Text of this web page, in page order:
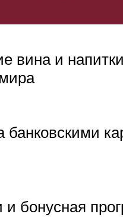
вина и
банковскими
и бонусная